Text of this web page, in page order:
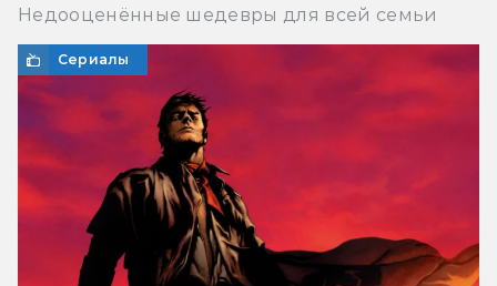
Недооценённые шедевры для всей семьи
Сериалы